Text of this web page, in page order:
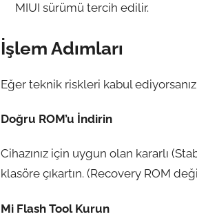
MIUI sürümü tercih edilir.
İşlem Adımları
Eğer teknik riskleri kabul
Doğru ROM’u İndirin
Cihazınız için uygun olan kararlı
klasöre çıkartın. (Recovery ROM
Mi Flash Tool Kurun